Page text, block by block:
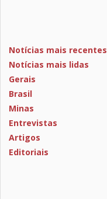
Notícias mais recentes
Notícias mais lidas
Gerais
Brasil
Minas
Entrevistas
Artigos
Editoriais